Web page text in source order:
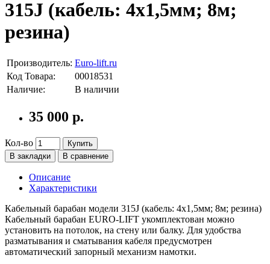
315J (кабель: 4х1,5мм; 8м;
резина)
Производитель: Euro-lift.ru
Код Товара:
00018531
Наличие:
В наличии
35 000 р.
Кол-во
Купить
В закладки
В сравнение
Описание
Характеристики
Кабельный барабан модели 315J (кабель: 4х1,5мм; 8м; резина)
Кабельный барабан EURO-LIFT укомплектован можно
установить на потолок, на стену или балку. Для удобства
разматывания и сматывания кабеля предусмотрен
автоматический запорный механизм намотки.